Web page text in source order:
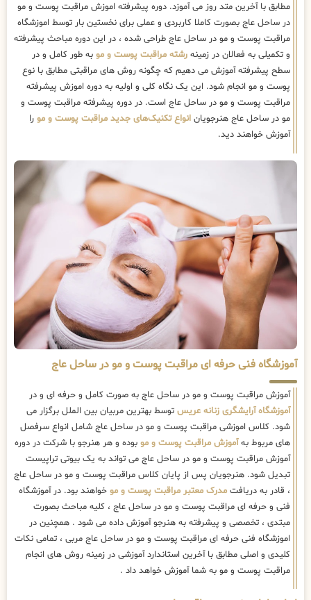
مطابق با آخرین متد روز می آموزد. دوره پیشرفته اموزش مراقبت پوست و مو
در ساحل عاج بصورت کاملا کاربردی و عملی برای نخستین بار توسط اموزشگاه
مراقبت پوست و مو در ساحل عاج طراحی شده ، در این دوره مباحث پیشرفته
و تکمیلی به فعالان در زمینه رشته مراقبت پوست و مو به طور کامل و در
سطح پیشرفته آموزش می دهیم که چگونه روش های مراقبتی مطابق با نوع
پوست و مو انجام شود. این یک نگاه کلی و اولیه به دوره اموزش پیشرفته
مراقبت پوست و مو در ساحل عاج است. در دوره پیشرفته مراقبت پوست و
مو در ساحل عاج هنرجویان انواع تکنیک‌های جدید مراقبت پوست و مو را
آموزش خواهند دید.
آموزشگاه فنی حرفه ای مراقبت پوست و مو در ساحل عاج
آموزش مراقبت پوست و مو در ساحل عاج به صورت کامل و حرفه ای و در
آموزشگاه آرایشگری زنانه عریس توسط بهترین مربیان بین الملل برگزار می
شود. کلاس اموزشی مراقبت پوست و مو در ساحل عاج شامل انواع سرفصل
های مربوط بهآموزش مراقبت پوست و مو بوده و هر هنرجو با شرکت در دوره
آموزش مراقبت پوست و مو در ساحل عاج می تواند به یک بیوتی تراپیست
تبدیل شود. هنرجویان پس از پایان کلاس مراقبت پوست و مو در ساحل عاج
، قادر به دریافت مدرک معتبر مراقبت پوست و مو خواهند بود. در آموزشگاه
فنی و حرفه ای مراقبت پوست و مو در ساحل عاج ، کلیه مباحث بصورت
مبتدی ، تخصصی و پیشرفته به هنرجو آموزش داده می شود . همچنین در
اموزشگاه فنی حرفه ای مراقبت پوست و مو در ساحل عاج مربی ، تمامی نکات
کلیدی و اصلی مطابق با آخرین استاندارد آموزشی در زمینه روش های انجام
مراقبت پوست و مو به شما آموزش خواهد داد .